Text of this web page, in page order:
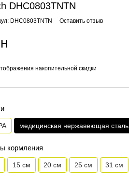
DHC0803TNTN
DHC0803TNTN Оставить отзыв
накопительной скидки
медицинская нержавеющая сталь
кормления
15 см 20 см 25 см 31 см